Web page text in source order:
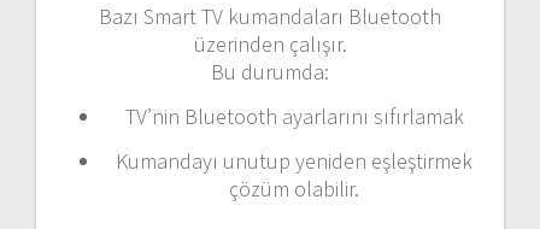
Bazı Smart TV kumandaları Bluetooth
üzerinden çalışır.
Bu durumda:
TV’nin Bluetooth ayarlarını sıfırlamak
Kumandayı unutup yeniden eşleştirmek
çözüm olabilir.